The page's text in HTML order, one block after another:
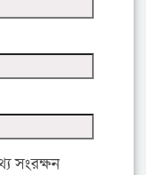
সংরক্ষন